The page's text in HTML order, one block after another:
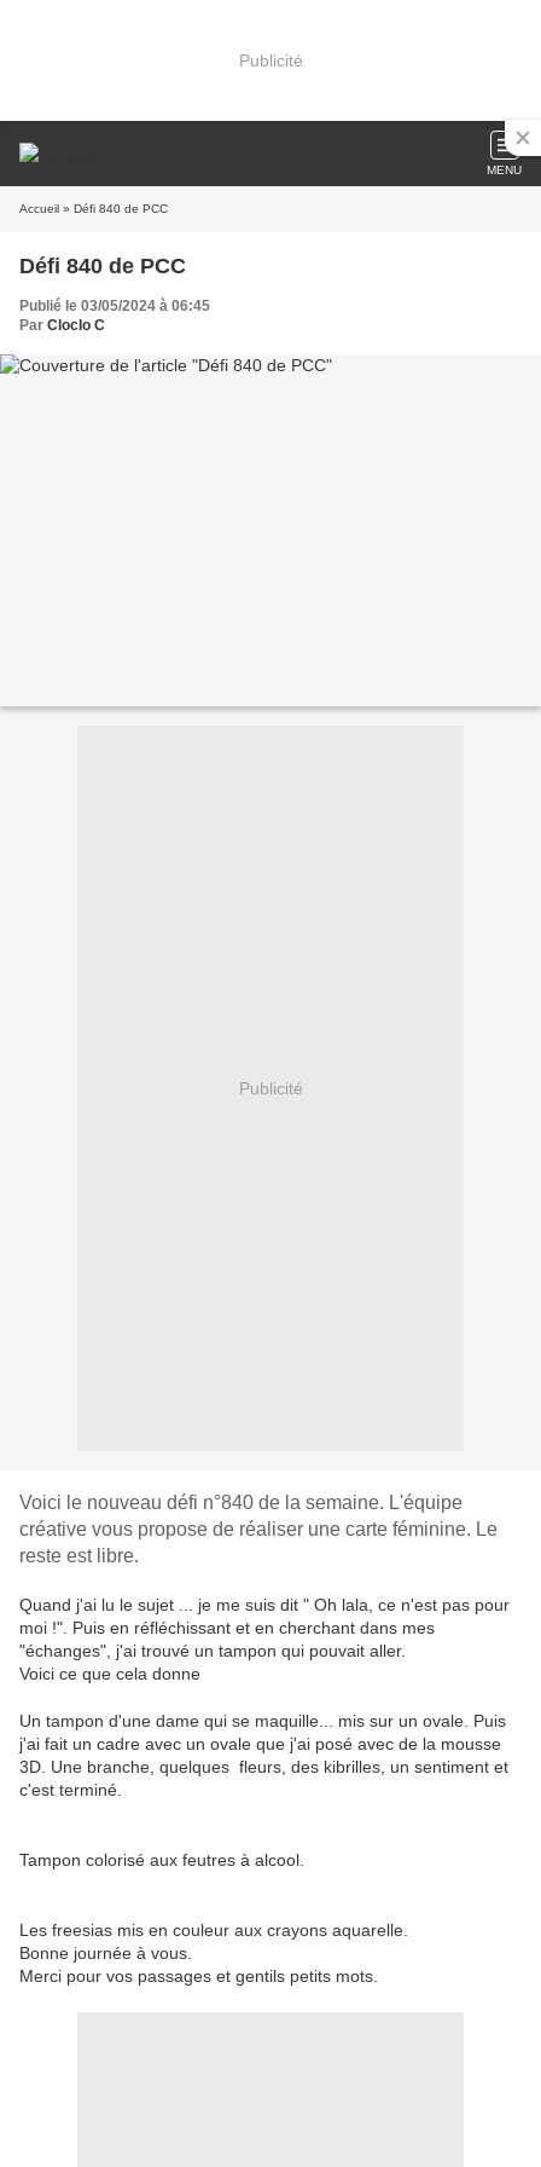
Publicité
MENU
Accueil » Défi 840 de PCC
Défi 840 de PCC
Publié le 03/05/2024 à 06:45
Par Cloclo C
Publicité
Voici le nouveau défi n°840 de la semaine. L'équipe
créative vous propose de réaliser une carte féminine. Le
reste est libre.
Quand j'ai lu le sujet ... je me suis dit " Oh lala, ce n'est pas pour
moi !". Puis en réfléchissant et en cherchant dans mes
"échanges", j'ai trouvé un tampon qui pouvait aller.
Voici ce que cela donne
Un tampon d'une dame qui se maquille... mis sur un ovale. Puis
j'ai fait un cadre avec un ovale que j'ai posé avec de la mousse
3D. Une branche, quelques fleurs, des kibrilles, un sentiment et
c'est terminé.
Tampon colorisé aux feutres à alcool.
Les freesias mis en couleur aux crayons aquarelle.
Bonne journée à vous.
Merci pour vos passages et gentils petits mots.